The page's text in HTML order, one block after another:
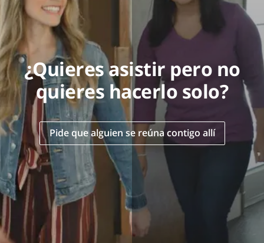
¿Quieres asistir pero no
quieres hacerlo solo?
Pide que alguien se reúna contigo allí